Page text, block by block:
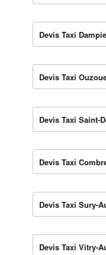
Devis Taxi
Devis Taxi
Devis Taxi Saint-
Devis Taxi
Devis Taxi Sury-
Devis Taxi Vitry-